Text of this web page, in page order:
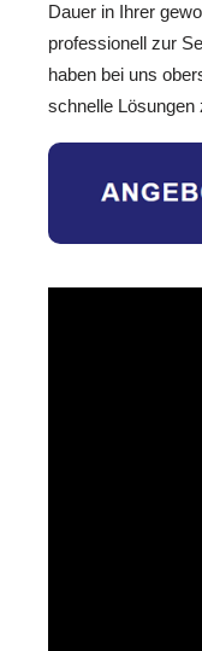
Dauer in Ihrer
professionell zur
haben bei uns
schnelle Lösungen